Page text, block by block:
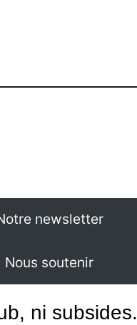
newsletter
Nous soutenir
ni subsides.